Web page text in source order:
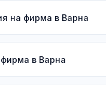
на фирма в Варна
фирма в Варна